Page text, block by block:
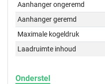
Aanhanger ongeremd
Aanhanger geremd
Maximale kogeldruk
Laadruimte inhoud
Onderstel